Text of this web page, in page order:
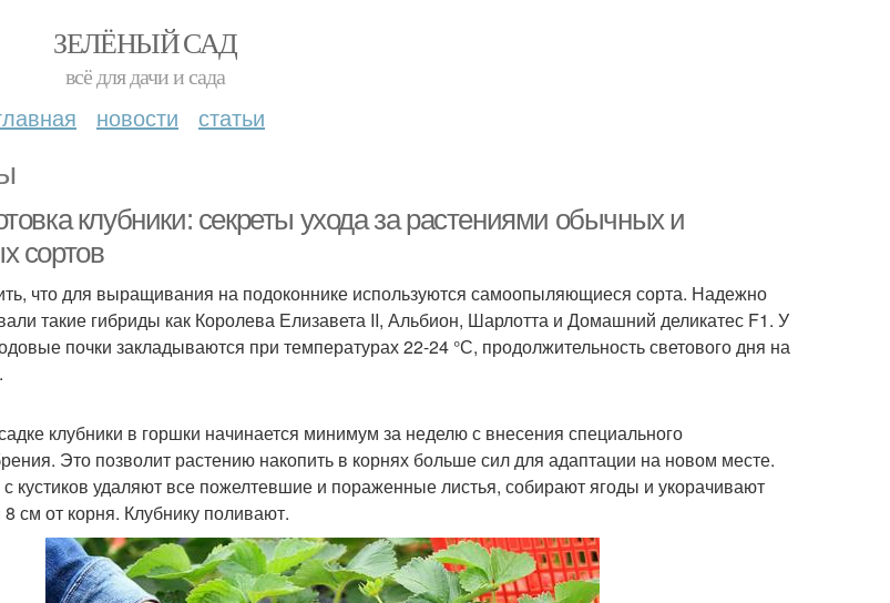
ЗЕЛЁНЫЙ САД
всё для дачи и сада
новости статьи
клубники: секреты ухода за растениями обычных и
сортов
что для выращивания на подоконнике используются самоопыляющиеся сорта. Надежно
такие гибриды как Королева Елизавета II, Альбион, Шарлотта и Домашний деликатес F1. У
почки закладываются при температурах 22-24 °С, продолжительность светового дня на
клубники в горшки начинается минимум за неделю с внесения специального
Это позволит растению накопить в корнях больше сил для адаптации на новом месте.
кустиков удаляют все пожелтевшие и пораженные листья, собирают ягоды и укорачивают
см от корня. Клубнику поливают.